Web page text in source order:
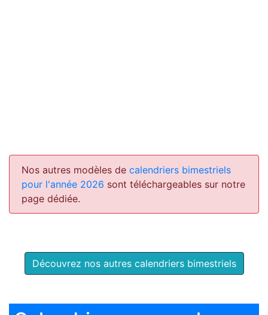
Nos autres modèles de calendriers bimestriels
pour l'année 2026 sont téléchargeables sur notre
page dédiée.
Découvrez nos autres calendriers bimestriels